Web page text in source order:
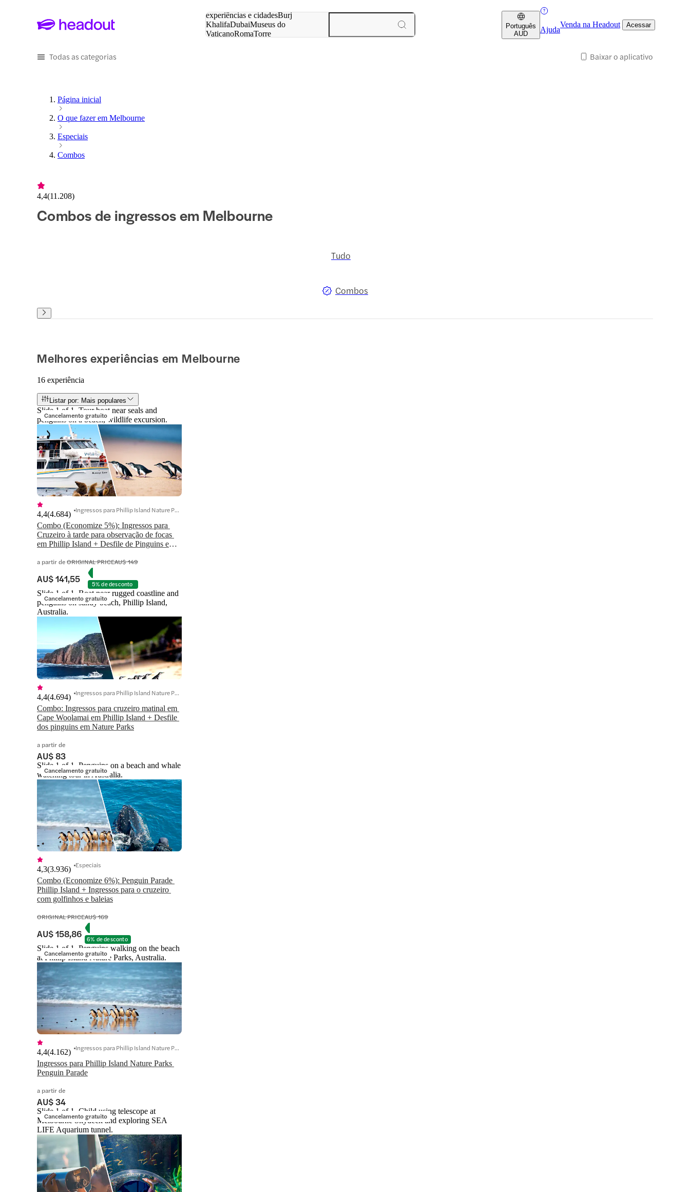
experiências e cidadesBurj
KhalifaDubaiMuseus do
VaticanoRomaTorre
Português
AUD
Ajuda
Venda na Headout Acessar
Todas as categorias Baixar o aplicativo
Página inicial
O que fazer em Melbourne
Especiais
Combos
4,4(11.208)
Combos de ingressos em Melbourne
Tudo
Combos
Melhores experiências em Melbourne
16 experiência
Listar por: Mais populares
Cancelamento gratuito
Slide 1 of 1, Tour boat near seals and
penguins on a beach, wildlife excursion.
Combo (Economize 5%): Ingressos para
Cruzeiro à tarde para observação de focas
em Phillip Island + Desfile de Pinguins em
4,4(4.684) Ingressos para Phillip Island Nature Parks
a partir deORIGINAL PRICEAU$ 149
AU$ 141,55 5% de desconto
Cancelamento gratuito
Slide 1 of 1, Boat near rugged coastline and
penguins on sandy beach, Phillip Island,
Australia.
Combo: Ingressos para cruzeiro matinal em
Cape Woolamai em Phillip Island + Desfile
dos pinguins em Nature Parks
4,4(4.694) Ingressos para Phillip Island Nature Parks
a partir de
AU$ 83
Cancelamento gratuito
Slide 1 of 1, Penguins on a beach and whale
watching tour in Australia.
Combo (Economize 6%): Penguin Parade
Phillip Island + Ingressos para o cruzeiro
com golfinhos e baleias
4,3(3.936) Especiais
ORIGINAL PRICEAU$ 169
AU$ 158,86 6% de desconto
Cancelamento gratuito
Slide 1 of 1, Penguins walking on the beach
at Phillip Island Nature Parks, Australia.
Ingressos para Phillip Island Nature Parks
Penguin Parade
4,4(4.162) Ingressos para Phillip Island Nature Parks
a partir de
AU$ 34
Cancelamento gratuito
Slide 1 of 1, Child using telescope at
Melbourne Skydeck and exploring SEA
LIFE Aquarium tunnel.